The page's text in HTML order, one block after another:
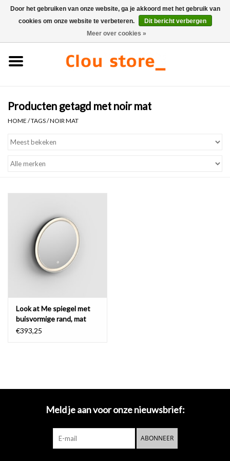
0 Artikelen - €0,00
Fonteinsets
Toiletten
Kranen & afvoeren
reserveonderdelen
Producten getagd met noir mat
HOME /TAGS/NOIR MAT
Look at Me spiegel met
buisvormige rand, mat
zwart frame
€393,25
Meld je aan voor onze nieuwsbrief:
ABONNEER
Door het gebruiken van onze website, ga je akkoord met het gebruik van
cookies om onze website te verbeteren.
Dit bericht verbergen
Meer over cookies »